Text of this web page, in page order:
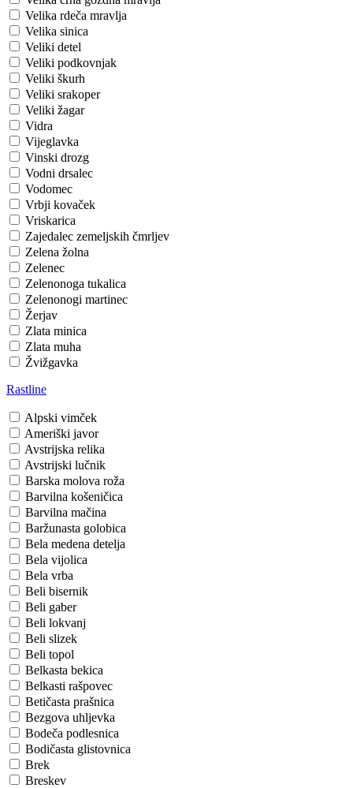
Velika rdeča mravlja
Velika sinica
Veliki detel
Veliki podkovnjak
Veliki škurh
Veliki srakoper
Veliki žagar
Vidra
Vijeglavka
Vinski drozg
Vodni drsalec
Vodomec
Vrbji kovaček
Vriskarica
Zajedalec zemeljskih čmrljev
Zelena žolna
Zelenec
Zelenonoga tukalica
Zelenonogi martinec
Žerjav
Zlata minica
Zlata muha
Žvižgavka
Rastline
Alpski vimček
Ameriški javor
Avstrijska relika
Avstrijski lučnik
Barska molova roža
Barvilna košeničica
Barvilna mačina
Baržunasta golobica
Bela medena detelja
Bela vijolica
Bela vrba
Beli bisernik
Beli gaber
Beli lokvanj
Beli slizek
Beli topol
Belkasta bekica
Belkasti rašpovec
Betičasta prašnica
Bezgova uhljevka
Bodeča podlesnica
Bodičasta glistovnica
Brek
Breskev